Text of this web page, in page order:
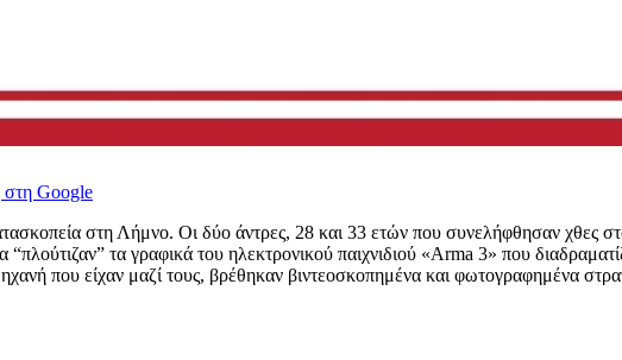
Google
στη Λήμνο. Οι δύο άντρες, 28 και 33 ετών που συνελήφθησαν χθες
τα γραφικά του ηλεκτρονικού παιχνιδιού «Arma 3» που
που είχαν μαζί τους, βρέθηκαν βιντεοσκοπημένα και φωτογραφημένα